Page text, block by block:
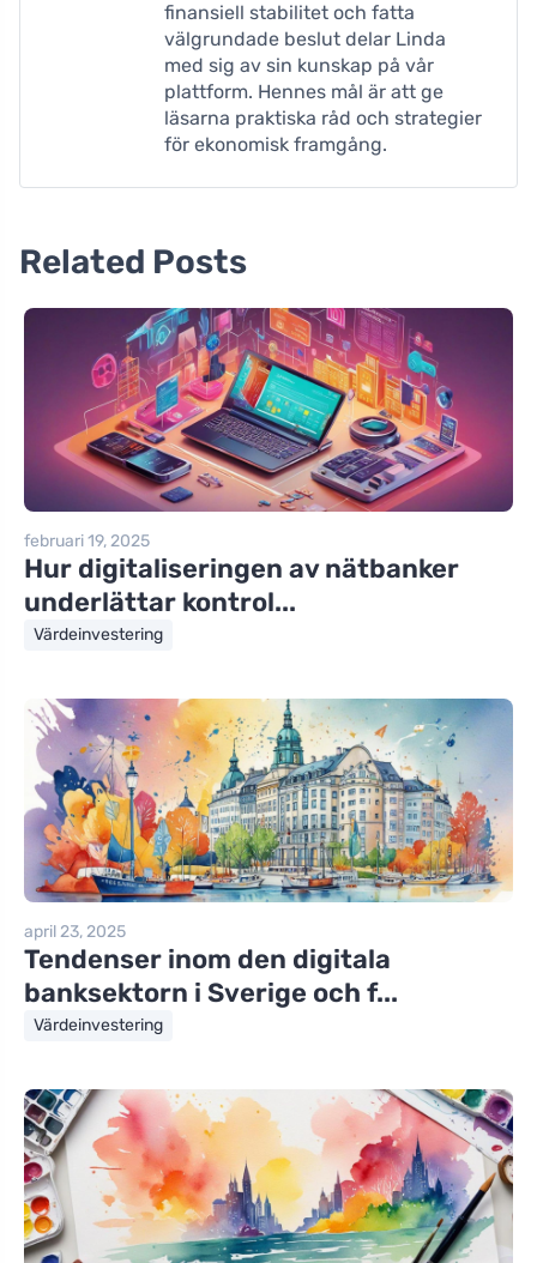
finansiell stabilitet och fatta
välgrundade beslut delar Linda
med sig av sin kunskap på vår
plattform. Hennes mål är att ge
läsarna praktiska råd och strategier
för ekonomisk framgång.
Related Posts
februari 19, 2025
Hur digitaliseringen av nätbanker
underlättar kontrol...
Värdeinvestering
april 23, 2025
Tendenser inom den digitala
banksektorn i Sverige och f...
Värdeinvestering